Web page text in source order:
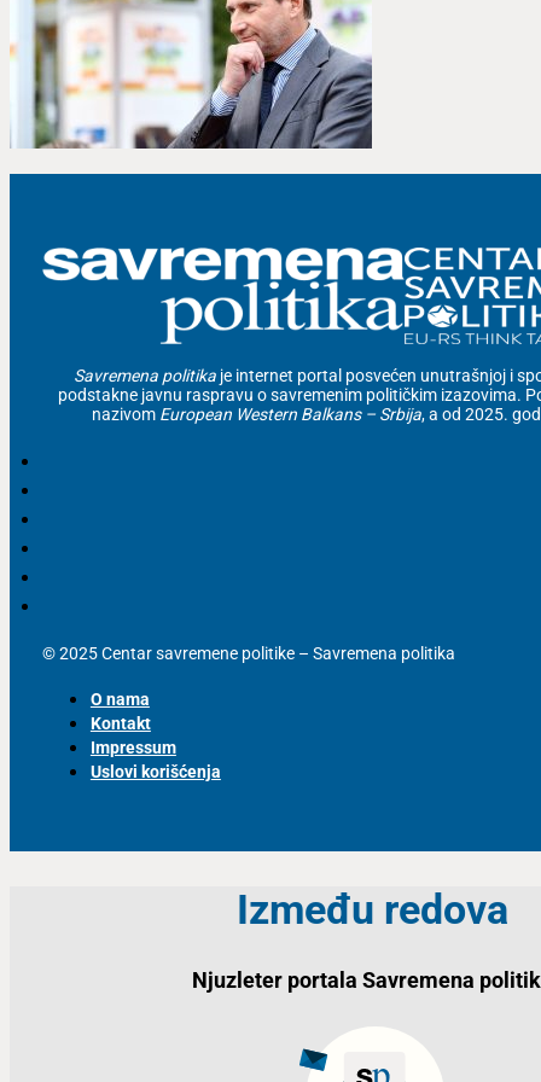
Savremena politika je internet portal posvećen unutrašnjoj i
podstakne javnu raspravu o savremenim političkim izazovima.
nazivom European Western Balkans – Srbija, a od 2025.
© 2025 Centar savremene politike – Savremena politika
O nama
Kontakt
Impressum
Uslovi korišćenja
Između redova
Njuzleter portala Savremena